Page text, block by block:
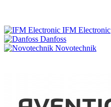
IFM Electronic
Danfoss
Novotechnik